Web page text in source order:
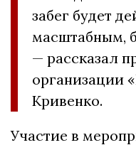
забег будет
масштабным,
— рассказал
организации
Кривенко.
Участие в